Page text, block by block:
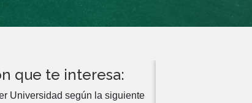
que te interesa:
Universidad según la siguiente